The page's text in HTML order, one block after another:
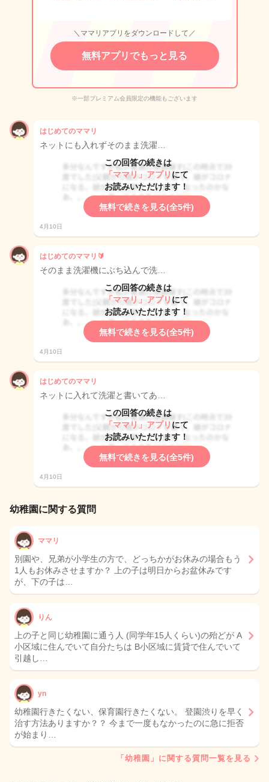
＼ママリアプリをダウンロードして／
無料アプリでもっと見る
※一部プレミアム会員限定の機能もございます
はじめてのママリ
ネットにも入れずそのまま洗濯…
この回答の続きは
「ママリ」アプリ にて
お読みいただけます！
無料で続きを見る(全5件)
4月10日
はじめてのママリ🔰
そのまま洗濯機にぶち込んで洗…
この回答の続きは
「ママリ」アプリ にて
お読みいただけます！
無料で続きを見る(全5件)
4月10日
はじめてのママリ
ネットに入れて洗濯と書いてあ…
この回答の続きは
「ママリ」アプリ にて
お読みいただけます！
無料で続きを見る(全5件)
4月10日
幼稚園に関する質問
ママリ
別園や、兄弟が小学生の方で、どっちかがお休みの場合もう
1人もお休みさせますか？ 上の子は明日からお盆休みです
が、下の子は…
りん
上の子と同じ幼稚園に通う人 (同学年15人くらい)の殆どが A
小区域に住んでいて自分たちは B小区域に賃貸で住んでいて
引越し…
yn
幼稚園行きたくない、保育園行きたくない。 登園渋りを早く
治す方法ありますか？？ 今まで一度もなかったのに急に拒否
が始まり…
「幼稚園」に関する質問一覧を見る